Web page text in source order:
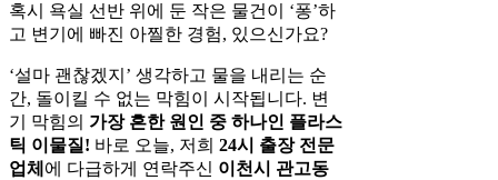
혹시 욕실 선반 위에 둔 작은 물건이 ‘퐁’하
고 변기에 빠진 아찔한 경험, 있으신가요?
‘설마 괜찮겠지’ 생각하고 물을 내리는 순
간, 돌이킬 수 없는 막힘이 시작됩니다. 변
기 막힘의 가장 흔한 원인 중 하나인 플라스
틱 이물질! 바로 오늘, 저희 24시 출장 전문
업체 에 다급하게 연락주신 이천시 관고동